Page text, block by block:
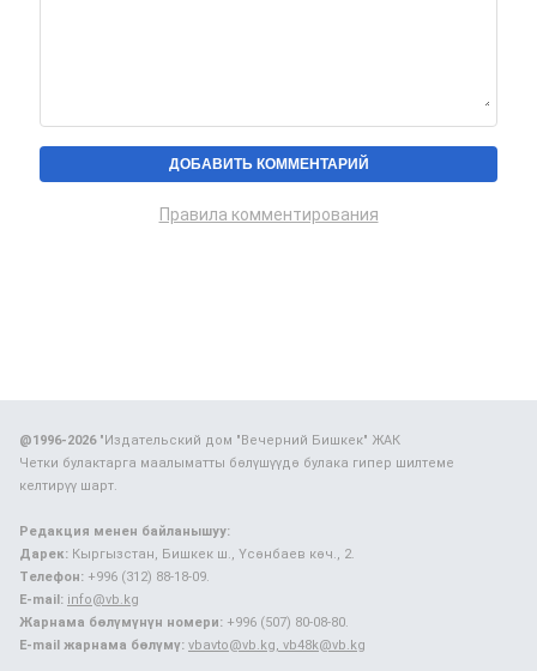
Правила комментирования
@1996-2026"Издательский дом "Вечерний Бишкек" ЖАК
Четки булактарга маалыматты бөлүшүүдө булака гипер шилтеме
келтирүү шарт.
Редакция менен байланышуу:
Дарек: Кыргызстан, Бишкек ш., Үсөнбаев көч., 2.
Телефон: +996 (312) 88-18-09.
E-mail: info@vb.kg
Жарнама бөлүмүнүн номери: +996 (507) 80-08-80.
E-mail жарнама бөлүмү: vbavto@vb.kg, vb48k@vb.kg